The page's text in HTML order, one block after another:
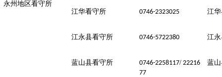
永州地区看守所
江华看守所 0746-2323025 江
江永县看守所 0746-5722380 江
蓝山县看守所 0746-2258117/ 22216
77
蓝